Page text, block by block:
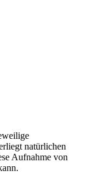
natürlichen
Aufnahme von